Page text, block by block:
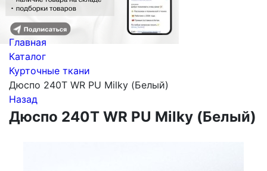
Главная
Каталог
Курточные ткани
Дюспо 240Т WR PU Milky (Белый)
Назад
Дюспо 240Т WR PU Milky (Белый)